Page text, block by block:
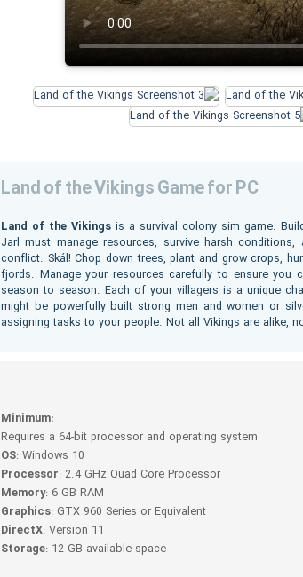
Land of the Vikings Game for PC
Land of the Vikings is a survival colony sim game.
Jarl must manage resources, survive harsh
conflict. Skál! Chop down trees, plant and grow crops,
fjords. Manage your resources carefully to ensure you
season to season. Each of your villagers is a unique
might be powerfully built strong men and women or
assigning tasks to your people. Not all Vikings are alike,
Minimum:
Requires a 64-bit processor and operating system
OS: Windows 10
Processor: 2.4 GHz Quad Core Processor
Memory: 6 GB RAM
Graphics: GTX 960 Series or Equivalent
DirectX: Version 11
Storage: 12 GB available space